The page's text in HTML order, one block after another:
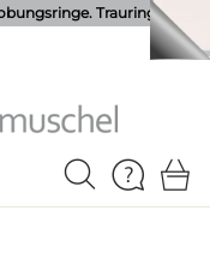
Trauringe.